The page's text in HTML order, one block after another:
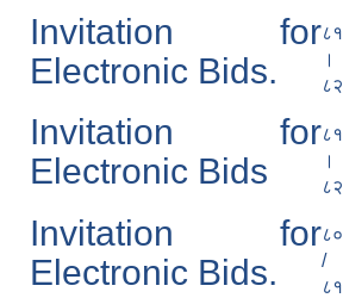
Invitation for
Electronic Bids.
८१
।
८२
Invitation for
Electronic Bids
८१
।
८२
Invitation for
Electronic Bids.
८०
/
८१